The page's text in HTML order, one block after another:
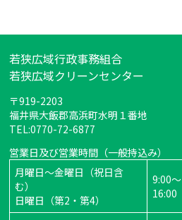
若狭広域行政事務組合
若狭広域クリーンセンター
〒919-2203
福井県大飯郡高浜町水明１番地
TEL:0770-72-6877
営業日及び営業時間（一般持込み）
月曜日～金曜日（祝日含
む）
日曜日（第2・第4）
9:00～
16:00